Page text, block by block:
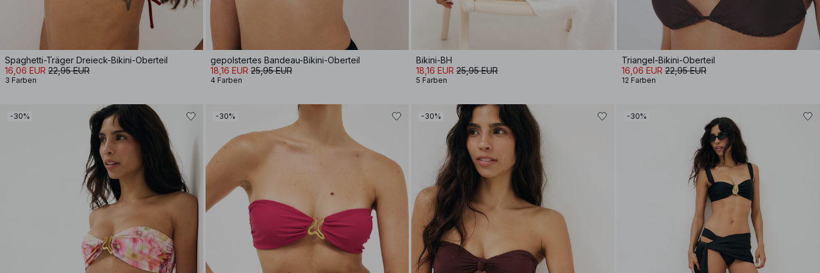
Spaghetti-Träger Dreieck-Bikini-Oberteil
16,06 EUR 22,95 EUR
3 Farben
gepolstertes Bandeau-Bikini-Oberteil
18,16 EUR 25,95 EUR
4 Farben
Bikini-BH
18,16 EUR 25,95 EUR
5 Farben
Triangel-Bikini-Oberteil
16,06 EUR 22,95 EUR
12 Farben
-30% -30% -30% -30%